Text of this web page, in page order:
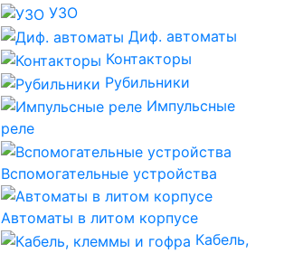
УЗО
Диф. автоматы
Контакторы
Рубильники
Импульсные
реле
Вспомогательные устройства
Автоматы в литом корпусе
Кабель,